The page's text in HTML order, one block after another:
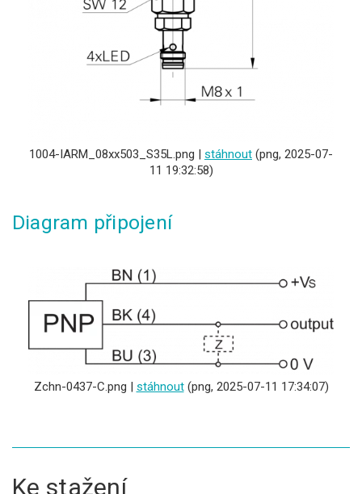
1004-IARM_08xx503_S35L.png | stáhnout (png, 2025-07-
11 19:32:58)
Diagram připojení
Zchn-0437-C.png | stáhnout(png, 2025-07-11 17:34:07)
Ke stažení